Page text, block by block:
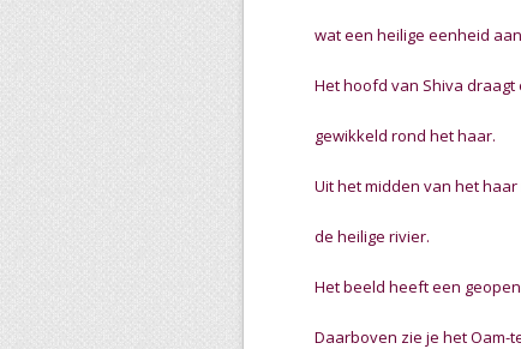
wat een heilige eenheid
Het hoofd van Shiva draagt
gewikkeld rond het haar.
Uit het midden van het
de heilige rivier.
Het beeld heeft een
Daarboven zie je het Oam-